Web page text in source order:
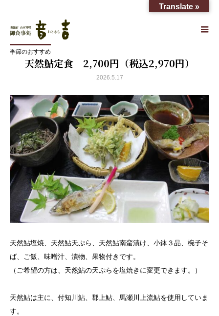
季節のおすすめ
季節のおすすめ
天然鮎定食 2,700円（税込2,970円）
2026.5.17
天然鮎塩焼、天然鮎天ぷら、天然鮎南蛮漬け、小鉢３品、椀子そ
ば、ご飯、味噌汁、漬物、果物付きです。
（ご希望の方は、天然鮎の天ぷらを塩焼きに変更できます。）
天然鮎は主に、付知川鮎、郡上鮎、馬瀬川上流鮎を使用していま
す。
Translate »